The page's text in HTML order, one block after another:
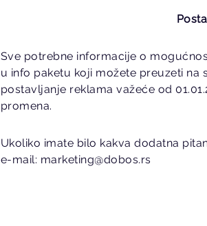
Sve potrebne informacije o
u info paketu koji možete preuzeti na
postavljanje reklama važeće od
promena.
Ukoliko imate bilo kakva dodatna
e-mail: marketing@dobos.rs